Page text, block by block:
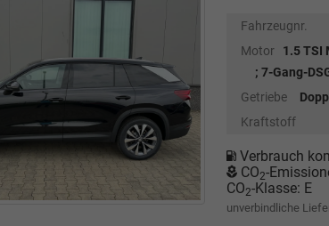
Fahrzeugnr.
Motor
1.5 TSI
; 7-Gang-
Getriebe
Kraftstoff
Verbrauch
CO2-
CO2-Klasse: E
unverbindliche